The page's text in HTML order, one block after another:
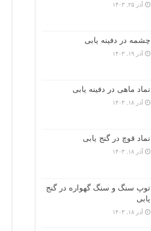
آذر ۲۵, ۱۴۰۳
چشمه در دفینه یابی
آذر ۱۹, ۱۴۰۳
نماد ماهی در دفینه یابی
آذر ۱۸, ۱۴۰۳
نماد قوچ در گنج یابی
آذر ۱۸, ۱۴۰۳
توپ سنگ و سنگ گهواره در گنج
یابی
آذر ۱۸, ۱۴۰۳